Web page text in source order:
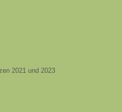
2021 und 2023